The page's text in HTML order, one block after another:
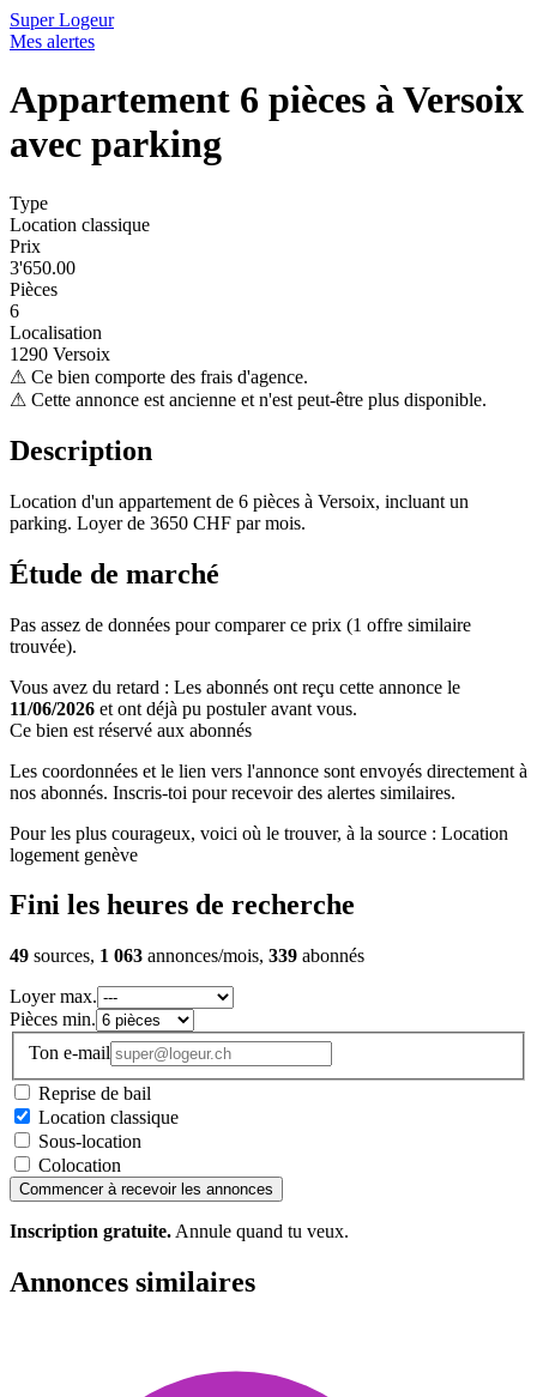
Super Logeur
Mes alertes
Appartement 6 pièces à Versoix
avec parking
Type
Location classique
Prix
3'650.00
Pièces
6
Localisation
1290 Versoix
⚠ Ce bien comporte des frais d'agence.
⚠ Cette annonce est ancienne et n'est peut-être plus disponible.
Description
Location d'un appartement de 6 pièces à Versoix, incluant un
parking. Loyer de 3650 CHF par mois.
Étude de marché
Pas assez de données pour comparer ce prix (1 offre similaire
trouvée).
Vous avez du retard : Les abonnés ont reçu cette annonce le
11/06/2026 et ont déjà pu postuler avant vous.
Ce bien est réservé aux abonnés
Les coordonnées et le lien vers l'annonce sont envoyés directement à
nos abonnés. Inscris-toi pour recevoir des alertes similaires.
Pour les plus courageux, voici où le trouver, à la source : Location
logement genève
Fini les heures de recherche
49 sources, 1 063 annonces/mois, 339 abonnés
Loyer max.
Pièces min.
Ton e-mail
Reprise de bail
Location classique
Sous-location
Colocation
Commencer à recevoir les annonces
Inscription gratuite. Annule quand tu veux.
Annonces similaires